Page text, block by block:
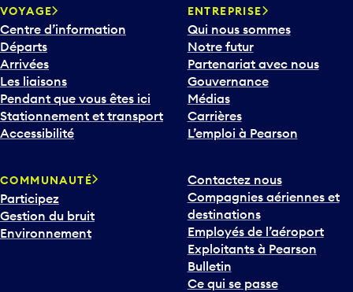
v
e
r
s
l
e
b
a
o
u
r
i
VOYAGE
Centre d’information
Départs
Arrivées
Les liaisons
Pendant que vous êtes ici
Stationnement et transport
Accessibilité
ENTREPRISE
Qui nous sommes
Notre futur
Partenariat avec nous
Gouvernance
Médias
Carrières
L’emploi à Pearson
COMMUNAUTÉ
Participez
Gestion du bruit
Environnement
Contactez nous
Compagnies aériennes et
destinations
Employés de l’aéroport
Exploitants à Pearson
Bulletin
Ce qui se passe